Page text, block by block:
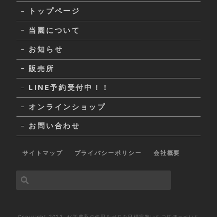
トップページ
当園について
お知らせ
販売所
LINE予約受付中！！
オンラインショップ
お問い合わせ
サイトマップ プライバシーポリシー 会社概要